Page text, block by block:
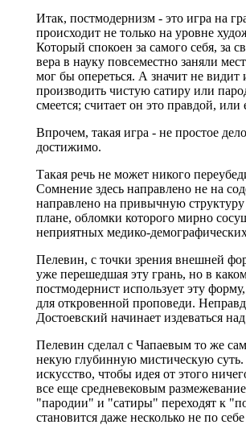
Итак, постмодернизм - это игра на
происходит не только на уровне
Который спокоен за самого себя, за
вера в науку повсеместно заняли
мог бы опереться. А значит не
производить чистую сатиру или
смеется; считает он это правдой,
Впрочем, такая игра - не простое
достижимо.
Такая речь не может никого
Сомнение здесь направлено не на
направлено на привычную
плане, обломки которого мирно
неприятных медико-
Пелевин, с точки зрения внешней
уже перешедшая эту грань, но в
постмодернист использует эту
для откровенной проповеди.
Достоевский начинает издеваться
Пелевин сделал с Чапаевым то же
некую глубинную мистическую
искусство, чтобы идея от этого
все еще средневековым
"пародии" и "сатиры" переходят к
становится даже несколько не по